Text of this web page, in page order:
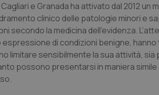
Cagliari e Granada ha attivato dal 2012
clinico delle patologie minori e
secondo la medicina dell’evidenza.
di condizioni benigne,
limitare sensibilmente la sua attività,
possono presentarsi in maniera